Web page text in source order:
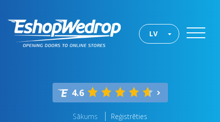
LV
4.6
Sākums Reģistrēties